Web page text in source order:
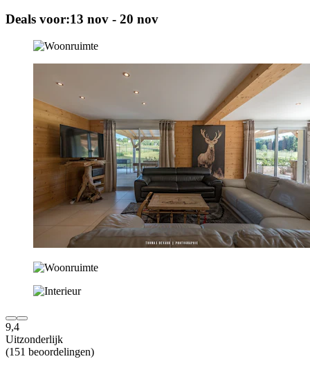
Deals voor:13 nov - 20 nov
9,4
Uitzonderlijk
(151 beoordelingen)